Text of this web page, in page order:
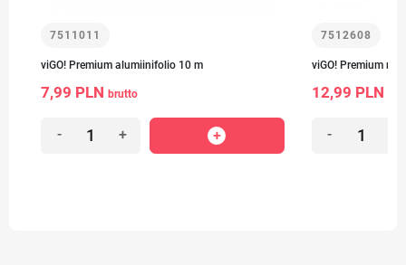
7511011
viGO! Premium alumiinifolio 10 m
7,99 PLN brutto
- +
7512608
viGO! Premium
12,99 PLN
-